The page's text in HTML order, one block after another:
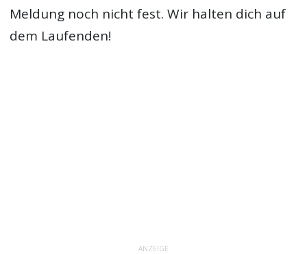
Meldung noch nicht fest. Wir halten dich auf
dem Laufenden!
ANZEIGE